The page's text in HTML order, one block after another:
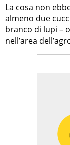
La cosa non
almeno due
branco di lupi –
nell’area